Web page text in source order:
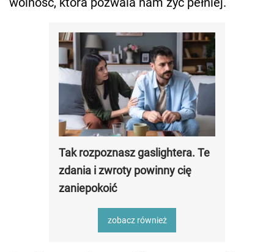
Tak rozpoznasz gaslightera. Te
zdania i zwroty powinny cię
zaniepokoić
zobacz również